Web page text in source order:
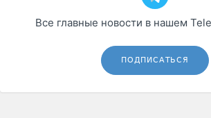
Все главные новости в нашем
ПОДПИСАТЬСЯ